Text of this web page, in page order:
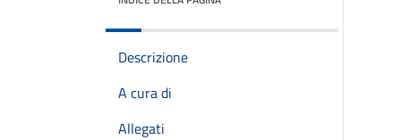
Descrizione
A cura di
Allegati